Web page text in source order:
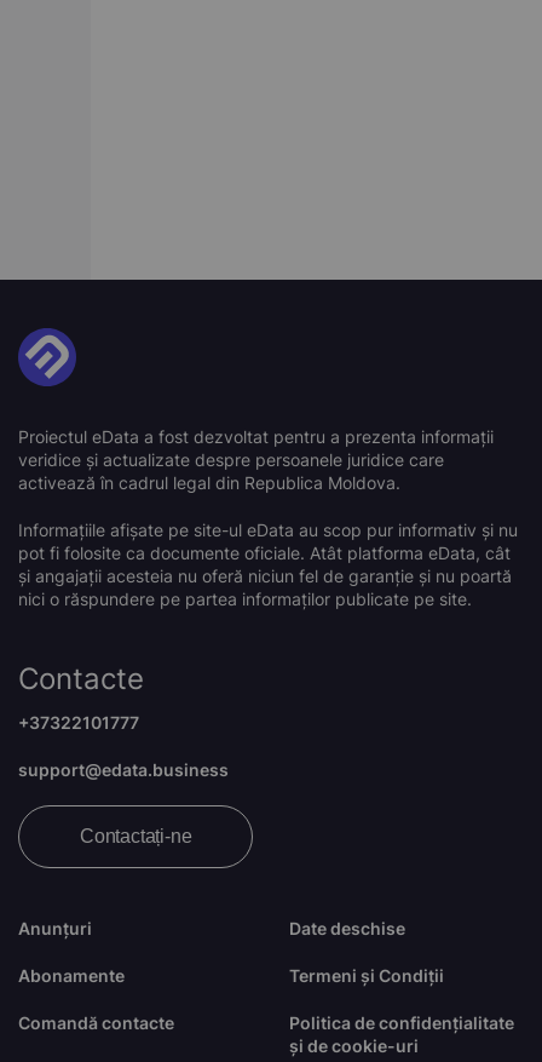
Proiectul eData a fost dezvoltat pentru a prezenta informații
veridice și actualizate despre persoanele juridice care
activează în cadrul legal din Republica Moldova.
Informațiile afișate pe site-ul eData au scop pur informativ și nu
pot fi folosite ca documente oficiale. Atât platforma eData, cât
și angajații acesteia nu oferă niciun fel de garanție și nu poartă
nici o răspundere pe partea informaților publicate pe site.
Anunțuri
Abonamente
Comandă contacte
Date deschise
Termeni și Condiții
Politica de confidențialitate
și de cookie-uri
Contacte
+37322101777
support@edata.business
Contactați-ne